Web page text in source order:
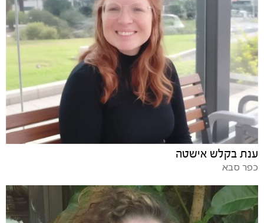
ענת בקלש אישטה
כפר סבא